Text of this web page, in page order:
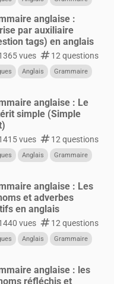
anglaise :
par auxiliaire
tags) en anglais
vues numbers12 questions
Anglais Grammaire
anglaise : Le
simple (Simple
vues numbers12 questions
Anglais Grammaire
anglaise : Les
et adverbes
en anglais
vues numbers12 questions
Anglais Grammaire
anglaise : les
réfléchis et